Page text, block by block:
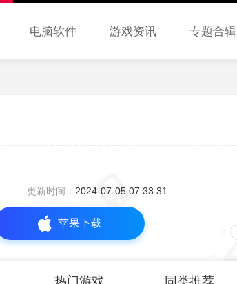
电脑软件 游戏资讯 专题合辑
更新时间： 2024-07-05 07:33:31
苹果下载
热门游戏 同类推荐